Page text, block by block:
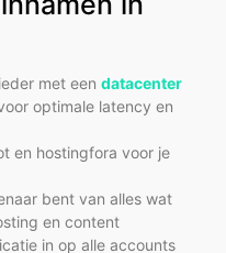
met een datacenter
optimale latency en
en hostingfora voor je
bent van alles wat
en content
in op alle accounts